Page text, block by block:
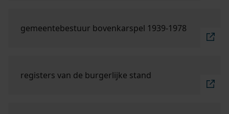
gemeentebestuur bovenkarspel 1939-1978
registers van de burgerlijke stand